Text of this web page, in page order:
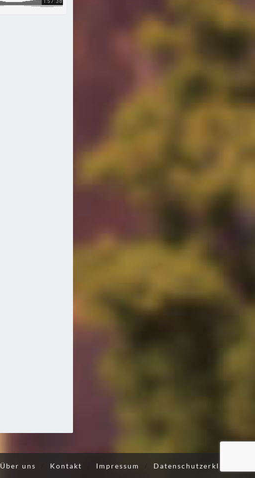
Über uns Kontakt Impressum Datenschutzerklärung